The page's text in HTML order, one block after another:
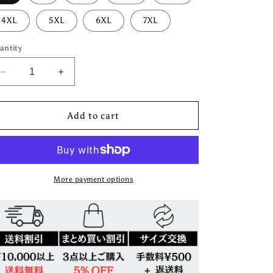
4XL 5XL 6XL 7XL
Decrease
quantity
for
ジ
ス
デ
ザ
イ
ン
Increase
quantity
for
ロ
ジ
カ
ピ
ザ
イ
ン
Add to cart
More payment options